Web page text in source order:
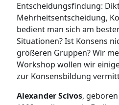
Entscheidungsfindung:
Mehrheitsentscheidung,
bedient man sich am
Situationen? Ist Konsens
größeren Gruppen? Wir
Workshop wollen wir
zur Konsensbildung
Alexander Scivos,